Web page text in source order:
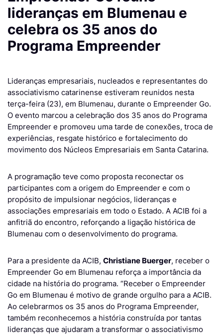
lideranças em Blumenau e
celebra os 35 anos do
Programa Empreender
Lideranças empresariais, nucleados e representantes do
associativismo catarinense estiveram reunidos nesta
terça-feira (23), em Blumenau, durante o Empreender Go.
O evento marcou a celebração dos 35 anos do Programa
Empreender e promoveu uma tarde de conexões, troca de
experiências, resgate histórico e fortalecimento do
movimento dos Núcleos Empresariais em Santa Catarina.
A programação teve como proposta reconectar os
participantes com a origem do Empreender e com o
propósito de impulsionar negócios, lideranças e
associações empresariais em todo o Estado. A ACIB foi a
anfitriã do encontro, reforçando a ligação histórica de
Blumenau com o desenvolvimento do programa.
Para a presidente da ACIB, Christiane Buerger, receber o
Empreender Go em Blumenau reforça a importância da
cidade na história do programa. “Receber o Empreender
Go em Blumenau é motivo de grande orgulho para a ACIB.
Ao celebrarmos os 35 anos do Programa Empreender,
também reconhecemos a história construída por tantas
lideranças que ajudaram a transformar o associativismo